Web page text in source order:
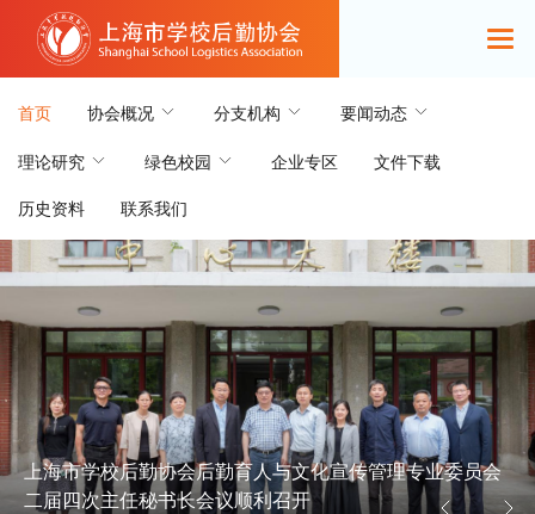
首页 协会概况 分支机构 要闻动态
理论研究 绿色校园 企业专区
文件下载
历史资料
联系我们
上海市学校后勤协会后勤育人与文化宣传管理专业委员会
二届四次主任秘书长会议顺利召开